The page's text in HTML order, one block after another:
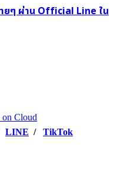
ยๆ ผ่าน Official Line ใน
LINE / TikTok